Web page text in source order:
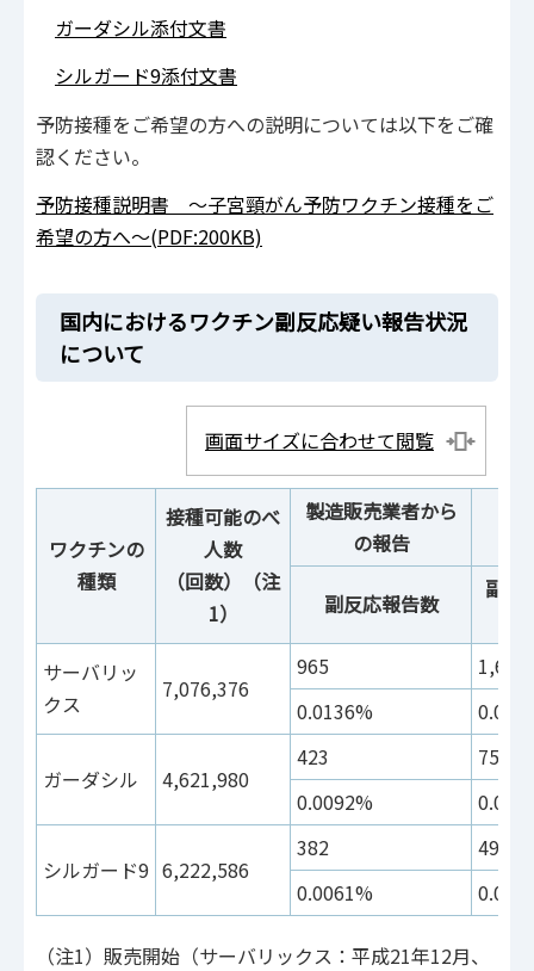
ガーダシル添付文書
シルガード9添付文書
予防接種をご希望の方への説明については以下をご確
認ください。
予防接種説明書 ～子宮頸がん予防ワクチン接種をご
希望の方へ～(PDF:200KB)
国内におけるワクチン副反応疑い報告状況
について
画面サイズに合わせて閲覧
ワクチンの
種類
接種可能のべ
人数
（回数）（注
1）
製造販売業者から
の報告
副反応報告数
副反
サーバリッ
クス
7,076,376
965
1,612
0.0136%
ガーダシル 4,621,980
423
759
0.0092%
シルガード9 6,222,586
382
493
0.0061%
（注1）販売開始（サーバリックス：平成21年12月、